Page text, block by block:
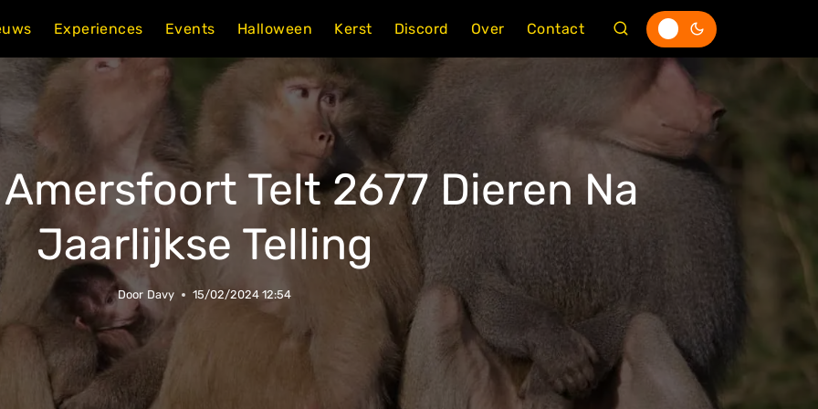
Experiences Events Halloween Kerst Discord Over Contact
Telt 2677 Dieren Na
Jaarlijkse Telling
Door Davy 15/02/2024 12:54